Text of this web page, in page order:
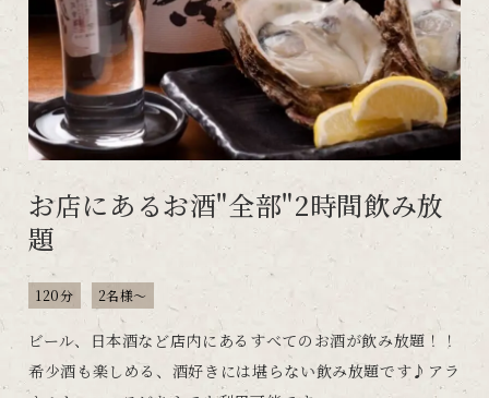
お店にあるお酒"全部"2時間飲み放
題
120分 2名様～
ビール、日本酒など店内にあるすべてのお酒が飲み放題！！
希少酒も楽しめる、酒好きには堪らない飲み放題です♪アラ